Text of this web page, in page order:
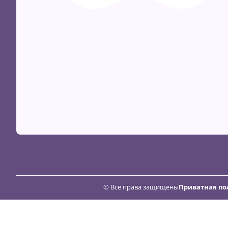
© Все права защищеныПриватная